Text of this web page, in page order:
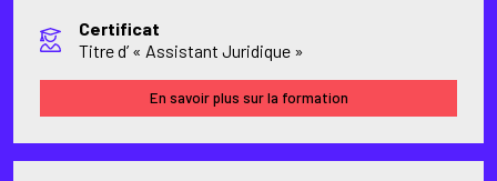
Certificat
Titre d’ « Assistant Juridique »
En savoir plus sur la formation